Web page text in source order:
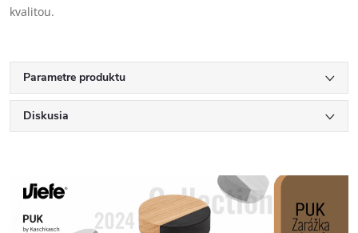
kvalitou.
Parametre produktu
Diskusia